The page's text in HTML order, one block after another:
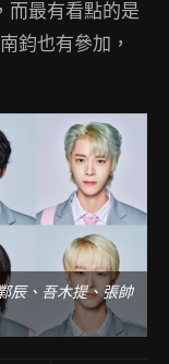
而最有看點的是
鈞也有參加，
辰、吾木提、張帥